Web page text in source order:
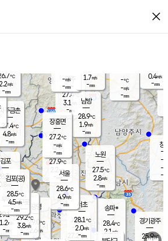
close
양주
27.4℃
3.1
-mm
과천
27.2℃
경기광주
25.9℃
주금촌
27.4℃
4.8m/s
-mm
-℃
-m/s
-mm
창
-
-m/
-
0.4m/s
-mm
김포
℃
m/s
mm
광명
29.0
℃
2.6 m/s
-mm
부천
℃
1.2m/s
-mm
구로
29.2℃
3.8m/s
-mm
은평
27.9℃
2.2 m/s
- mm
노원
27.5℃
2.8m/s
-mm
송파*
28.4℃
2.1 m/s
-mm
서초
28.1℃
2.0m/s
-mm
남방
28.9℃
1.9m/s
-mm
장흥면
27.2℃
-m/s
-mm
-m/s
-mm
김포(공)
28.5℃
4.5m/s
-mm
서울
28.6℃
4.9m/s
-mm
℃
2.2m/s
-mm
1.7m/s
-mm